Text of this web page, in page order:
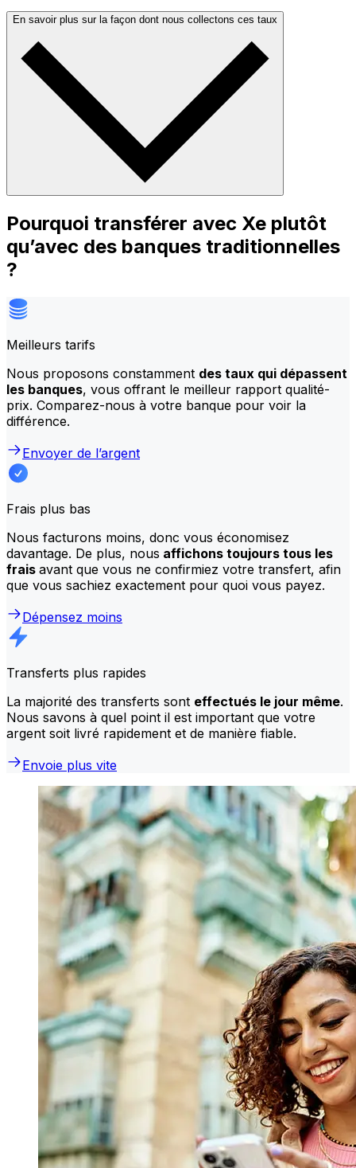
En savoir plus sur la façon dont nous collectons ces taux
Pourquoi transférer avec Xe plutôt
qu’avec des banques traditionnelles
?
Meilleurs tarifs
Nous proposons constamment des taux qui dépassent
les banques, vous offrant le meilleur rapport qualité-
prix. Comparez-nous à votre banque pour voir la
différence.
Envoyer de l’argent
Frais plus bas
Nous facturons moins, donc vous économisez
davantage. De plus, nous affichons toujours tous les
frais avant que vous ne confirmiez votre transfert, afin
que vous sachiez exactement pour quoi vous payez.
Dépensez moins
Transferts plus rapides
La majorité des transferts sont effectués le jour même.
Nous savons à quel point il est important que votre
argent soit livré rapidement et de manière fiable.
Envoie plus vite